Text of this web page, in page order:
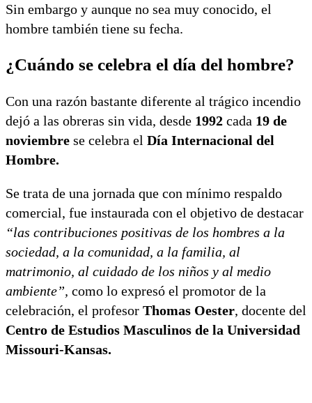
Sin embargo y aunque no sea muy conocido, el
hombre también tiene su fecha.
¿Cuándo se celebra el día del hombre?
Con una razón bastante diferente al trágico incendio
dejó a las obreras sin vida, desde 1992 cada 19 de
noviembre se celebra el Día Internacional del
Hombre.
Se trata de una jornada que con mínimo respaldo
comercial, fue instaurada con el objetivo de destacar
“las contribuciones positivas de los hombres a la
sociedad, a la comunidad, a la familia, al
matrimonio, al cuidado de los niños y al medio
ambiente”, como lo expresó el promotor de la
celebración, el profesor Thomas Oester, docente del
Centro de Estudios Masculinos de la Universidad
Missouri-Kansas.